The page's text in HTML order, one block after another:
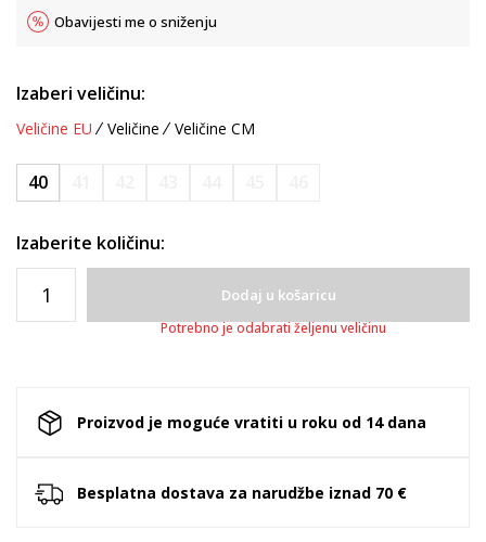
Obavijesti me o sniženju
Izaberi veličinu:
Veličine EU Veličine Veličine CM
40
Izaberite količinu:
Dodaj u košaricu
Potrebno je odabrati željenu veličinu
Proizvod je moguće vratiti u roku od 14 dana
Besplatna dostava za narudžbe iznad 70 €